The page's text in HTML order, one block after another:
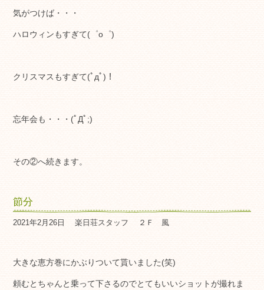
気がつけば・・・
ハロウィンもすぎて(゜o゜)
クリスマスもすぎて(ﾟдﾟ)！
忘年会も・・・(ﾟДﾟ;)
その②へ続きます。
節分
2021年2月26日 楽日荘スタッフ ２Ｆ 風
大きな恵方巻にかぶりついて貰いました(笑)
頼むとちゃんと乗って下さるのでとてもいいショットが撮れま